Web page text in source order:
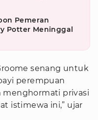
Pemeran
Potter Meninggal
senang untuk
perempuan
menghormati privasi
istimewa ini,” ujar